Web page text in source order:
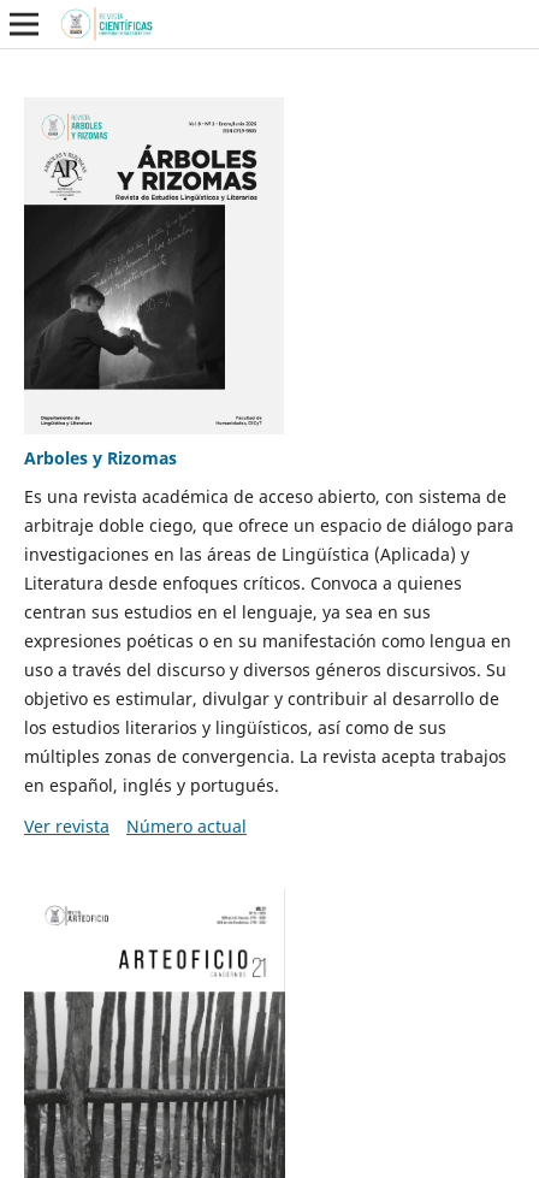
Arboles y Rizomas
Es una revista académica de acceso abierto, con sistema de
arbitraje doble ciego, que ofrece un espacio de diálogo para
investigaciones en las áreas de Lingüística (Aplicada) y
Literatura desde enfoques críticos. Convoca a quienes
centran sus estudios en el lenguaje, ya sea en sus
expresiones poéticas o en su manifestación como lengua en
uso a través del discurso y diversos géneros discursivos. Su
objetivo es estimular, divulgar y contribuir al desarrollo de
los estudios literarios y lingüísticos, así como de sus
múltiples zonas de convergencia. La revista acepta trabajos
en español, inglés y portugués.
Ver revista
Número actual